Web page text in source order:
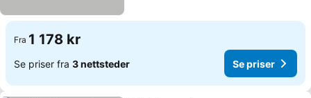
Fra 1 178 kr
Se priser fra 3 nettsteder Se priser